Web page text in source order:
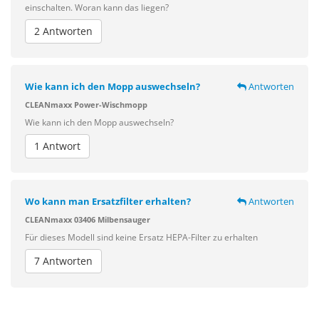
einschalten. Woran kann das liegen?
2 Antworten
Wie kann ich den Mopp auswechseln? Antworten
CLEANmaxx Power-Wischmopp
Wie kann ich den Mopp auswechseln?
1 Antwort
Wo kann man Ersatzfilter erhalten? Antworten
CLEANmaxx 03406 Milbensauger
Für dieses Modell sind keine Ersatz HEPA-Filter zu erhalten
7 Antworten